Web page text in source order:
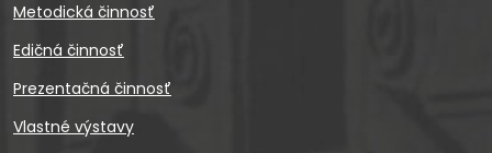
Metodická činnosť
Edičná činnosť
Prezentačná činnosť
Vlastné výstavy